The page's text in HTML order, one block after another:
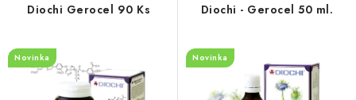
d
u
i
e
Diochi Gerocel 90 Ks
Novinka
Diochi - Gerocel 50 ml.
Novinka